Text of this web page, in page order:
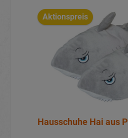
Aktionspreis
Hausschuhe Hai aus